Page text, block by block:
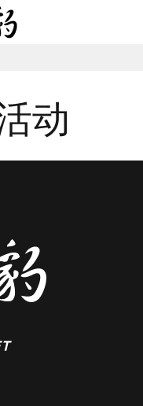
动